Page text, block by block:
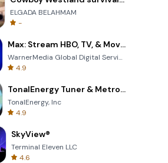
Localizator
XCLOC
5.0
ELGADA BELAHMAM
-
Max: Stream HBO, TV, & Movies
WarnerMedia Global Digital Services, LLC
4.9
TonalEnergy Tuner & Metronome
TonalEnergy, Inc
4.9
SkyView®
Terminal Eleven LLC
4.6